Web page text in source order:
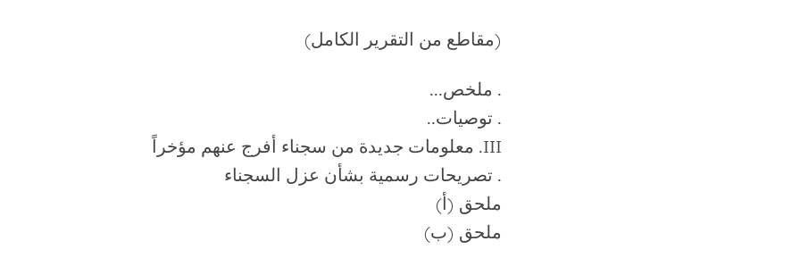
(مقاطع من التقرير الكامل)
. ملخص...
. توصيات..
III. معلومات جديدة من سجناء أفرج عنهم مؤخراً
. تصريحات رسمية بشأن عزل السجناء
ملحق (أ)
ملحق (ب)